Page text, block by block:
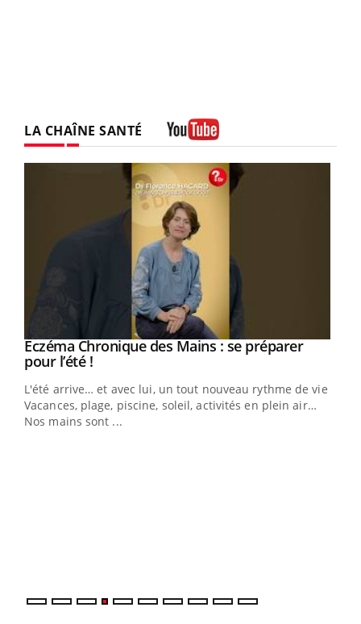
LA CHAÎNE SANTÉ
Youtube
Eczéma Chronique des Mains : se préparer
pour l’été !Youtube
L'été arrive… et avec lui, un tout nouveau rythme de vie !
Vacances, plage, piscine, soleil, activités en plein air…
Nos mains sont ...